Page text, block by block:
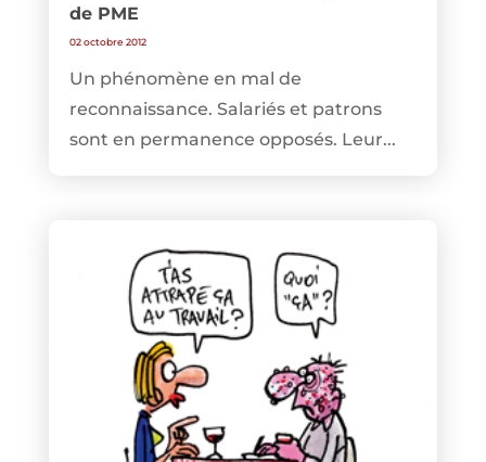
de PME
02 octobre 2012
Un phénomène en mal de
reconnaissance. Salariés et patrons
sont en permanence opposés. Leur...